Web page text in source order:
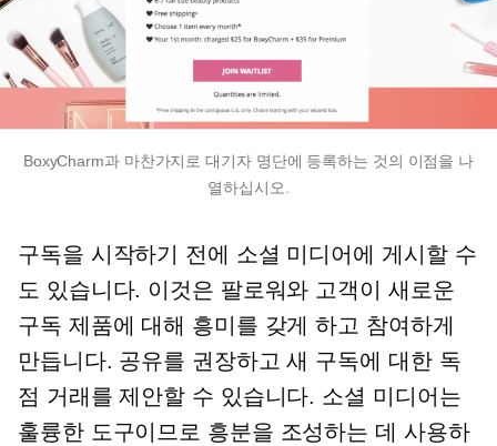
BoxyCharm과 마찬가지로 대기자 명단에 등록하는 것의 이점을 나
열하십시오.
구독을 시작하기 전에 소셜 미디어에 게시할 수
도 있습니다. 이것은 팔로워와 고객이 새로운
구독 제품에 대해 흥미를 갖게 하고 참여하게
만듭니다. 공유를 권장하고 새 구독에 대한 독
점 거래를 제안할 수 있습니다. 소셜 미디어는
훌륭한 도구이므로 흥분을 조성하는 데 사용하